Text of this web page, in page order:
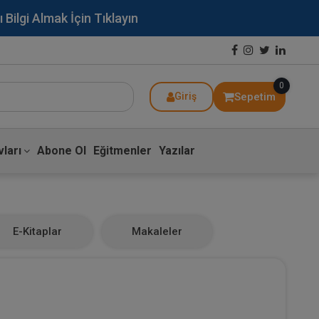
Almak İçin Tıklayın
Giriş Sepetim
0
Abone Ol Eğitmenler Yazılar
E-Kitaplar Makaleler